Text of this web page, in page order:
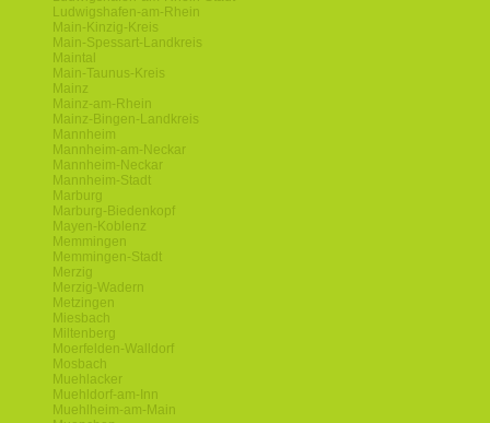
Ludwigshafen-am-Rhein
Main-Kinzig-Kreis
Main-Spessart-Landkreis
Maintal
Main-Taunus-Kreis
Mainz
Mainz-am-Rhein
Mainz-Bingen-Landkreis
Mannheim
Mannheim-am-Neckar
Mannheim-Neckar
Mannheim-Stadt
Marburg
Marburg-Biedenkopf
Mayen-Koblenz
Memmingen
Memmingen-Stadt
Merzig
Merzig-Wadern
Metzingen
Miesbach
Miltenberg
Moerfelden-Walldorf
Mosbach
Muehlacker
Muehldorf-am-Inn
Muehlheim-am-Main